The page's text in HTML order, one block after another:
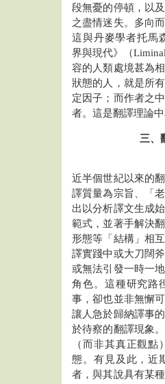
段無憂的停頓，以
之盡情迷失。多向
這與丹麥學者托馬
界與現代》（
容的人類處境甚為
狀態的人，就是所
定因子；而作者之
者。這是翻譯理論
三、
近半個世紀以來的
譯質量為宗旨、「
出以分析譯文生成
範式，並著手解決
形態等「結構」相
譯實踐中或大刀闊
或無法引發一時一
角色。這種研究路
事，卻也並非無懈
讓人急於歸納譯事
於待察的翻譯現象
（而非其真正觀
態。有見及此，近
者，與其說具有某